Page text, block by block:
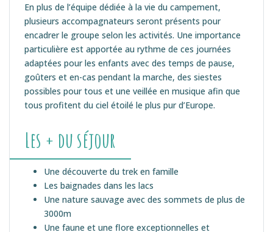
En plus de l’équipe dédiée à la vie du campement,
plusieurs accompagnateurs seront présents pour
encadrer le groupe selon les activités. Une importance
particulière est apportée au rythme de ces journées
adaptées pour les enfants avec des temps de pause,
goûters et en-cas pendant la marche, des siestes
possibles pour tous et une veillée en musique afin que
tous profitent du ciel étoilé le plus pur d’Europe.
Les + du séjour
Une découverte du trek en famille
Les baignades dans les lacs
Une nature sauvage avec des sommets de plus de
3000m
Une faune et une flore exceptionnelles et